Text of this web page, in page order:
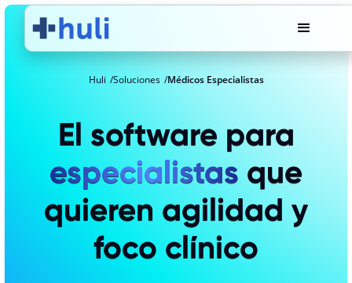
Huli Soluciones Médicos Especialistas
El software para
especialistas que
quieren agilidad y
foco clínico